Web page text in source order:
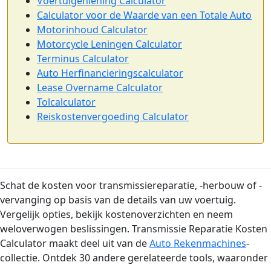
Calculator voor de Waarde van een Totale Auto
Motorinhoud Calculator
Motorcycle Leningen Calculator
Terminus Calculator
Auto Herfinancieringscalculator
Lease Overname Calculator
Tolcalculator
Reiskostenvergoeding Calculator
Schat de kosten voor transmissiereparatie, -herbouw of -
vervanging op basis van de details van uw voertuig.
Vergelijk opties, bekijk kostenoverzichten en neem
weloverwogen beslissingen. Transmissie Reparatie Kosten
Calculator maakt deel uit van deAuto Rekenmachines-
collectie. Ontdek 30 andere gerelateerde tools, waaronder